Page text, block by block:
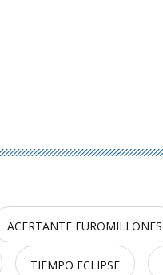
ACERTANTE EUROMILLONES
TIEMPO ECLIPSE